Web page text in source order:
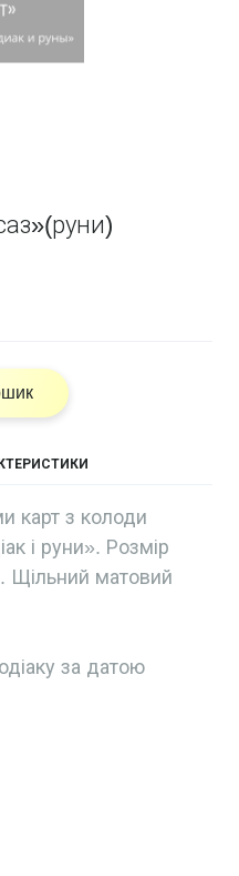
карт з колоди
і руни». Розмір
Щільний матовий
за датою